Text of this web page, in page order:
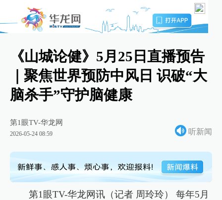
《山城论健》5月25日直播预告
｜聚焦世界预防中风日 识破“大
脑杀手”守护脑健康
第1眼TV-华龙网
2026-05-24 08:59 听新闻
第1眼TV-华龙网讯（记者 周玲玲） 每年5月